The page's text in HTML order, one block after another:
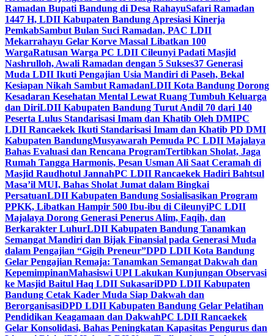
Ramadan Bupati Bandung di Desa RahayuSafari Ramadan
1447 H, LDII Kabupaten Bandung Apresiasi Kinerja
PemkabSambut Bulan Suci Ramadan, PAC LDII
Mekarrahayu Gelar Korve Massal Libatkan 100
WargaRatusan Warga PC LDII Cileunyi Padati Masjid
Nashrulloh, Awali Ramadan dengan 5 Sukses37 Generasi
Muda LDII Ikuti Pengajian Usia Mandiri di Paseh, Bekal
Kesiapan Nikah Sambut RamadanLDII Kota Bandung Dorong
Kesadaran Kesehatan Mental Lewat Ruang Tumbuh Keluarga
dan DiriLDII Kabupaten Bandung Turut Andil 70 dari 140
Peserta Lulus Standarisasi Imam dan Khatib Oleh DMIPC
LDII Rancaekek Ikuti Standarisasi Imam dan Khatib PD DMI
Kabupaten BandungMusyawarah Pemuda PC LDII Majalaya
Bahas Evaluasi dan Rencana ProgramTertibkan Sholat, Jaga
Rumah Tangga Harmonis, Pesan Usman Ali Saat Ceramah di
Masjid Raudhotul JannahPC LDII Rancaekek Hadiri Bahtsul
Masa’il MUI, Bahas Sholat Jumat dalam Bingkai
PersatuanLDII Kabupaten Bandung Sosialisasikan Program
PPKK, Libatkan Hampir 500 Ibu-ibu di CileunyiPC LDII
Majalaya Dorong Generasi Penerus Alim, Faqih, dan
Berkarakter LuhurLDII Kabupaten Bandung Tanamkan
Semangat Mandiri dan Bijak Finansial pada Generasi Muda
dalam Pengajian “Gigih Preneur”DPD LDII Kota Bandung
Gelar Pengajian Remaja: Tanamkan Semangat Dakwah dan
KepemimpinanMahasiswi UPI Lakukan Kunjungan Observasi
ke Masjid Baitul Haq LDII SukasariDPD LDII Kabupaten
Bandung Cetak Kader Muda Siap Dakwah dan
BerorganisasiDPD LDII Kabupaten Bandung Gelar Pelatihan
Pendidikan Keagamaan dan DakwahPC LDII Rancaekek
Gelar Konsolidasi, Bahas Peningkatan Kapasitas Pengurus dan